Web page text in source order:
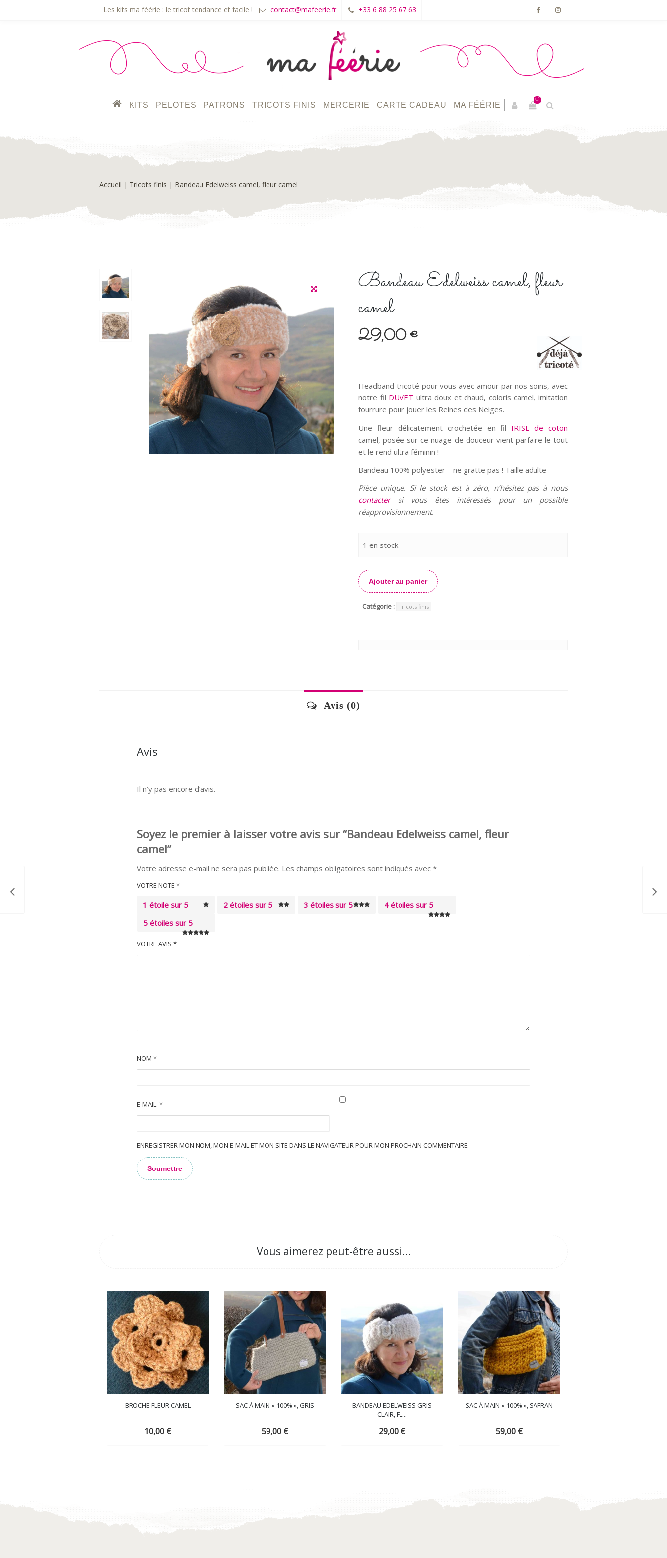
Les kits ma féérie : le tricot tendance et facile ! contact@mafeerie.fr +33 6 88 25 67 63
0
KITS PELOTES PATRONS TRICOTS FINIS MERCERIE CARTE CADEAU MA FÉÉRIE
Accueil | Tricots finis | Bandeau Edelweiss camel, fleur camel
Bandeau Edelweiss camel, fleur
camel
29,00€
Headband tricoté pour vous avec amour par nos soins, avec
notre fil DUVET ultra doux et chaud, coloris camel, imitation
fourrure pour jouer les Reines des Neiges.
Une fleur délicatement crochetée en fil IRISE de coton
camel, posée sur ce nuage de douceur vient parfaire le tout
et le rend ultra féminin !
Bandeau 100% polyester – ne gratte pas ! Taille adulte
Pièce unique. Si le stock est à zéro, n’hésitez pas à nous
contactersi vous êtes intéressés pour un possible
réapprovisionnement.
1 en stock
Ajouter au panier
Catégorie : Tricots finis
Avis (0)
Avis
Il n’y pas encore d’avis.
Soyez le premier à laisser votre avis sur “Bandeau Edelweiss camel, fleur
camel”
Votre adresse e-mail ne sera pas publiée. Les champs obligatoires sont indiqués avec *
VOTRE NOTE *
1 étoile sur 5 2 étoiles sur 5 3 étoiles sur 5
4 étoiles sur 5
5 étoiles sur 5
VOTRE AVIS *
NOM *
E-MAIL *
ENREGISTRER MON NOM, MON E-MAIL ET MON SITE DANS LE NAVIGATEUR POUR MON PROCHAIN COMMENTAIRE.
Vous aimerez peut-être aussi...
BROCHE FLEUR CAMEL
10,00 €
SAC À MAIN « 100% », GRIS
59,00 €
BANDEAU EDELWEISS GRIS
CLAIR, FL...
29,00 €
SAC À MAIN « 100% », SAFRAN
59,00 €